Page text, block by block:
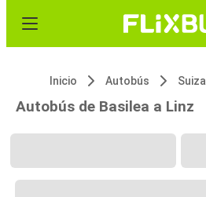
Inicio Autobús Suiza
Autobús de Basilea a Linz